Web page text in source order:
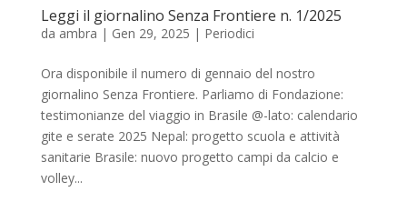
Leggi il giornalino Senza Frontiere n. 1/2025
da ambra | Gen 29, 2025 | Periodici
Ora disponibile il numero di gennaio del nostro
giornalino Senza Frontiere. Parliamo di Fondazione:
testimonianze del viaggio in Brasile @-lato: calendario
gite e serate 2025 Nepal: progetto scuola e attività
sanitarie Brasile: nuovo progetto campi da calcio e
volley...